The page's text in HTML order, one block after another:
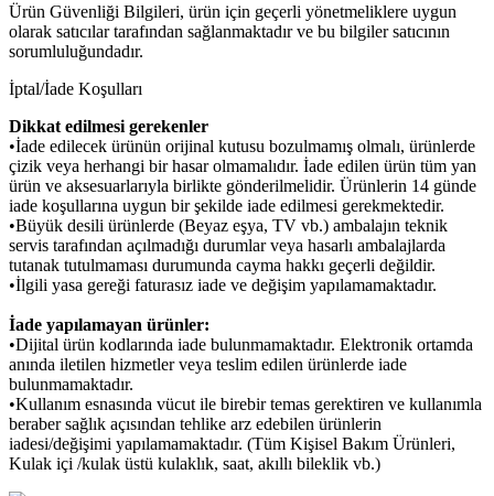
Ürün Güvenliği Bilgileri, ürün için geçerli yönetmeliklere uygun
olarak satıcılar tarafından sağlanmaktadır ve bu bilgiler satıcının
sorumluluğundadır.
İptal/İade Koşulları
Dikkat edilmesi gerekenler
•İade edilecek ürünün orijinal kutusu bozulmamış olmalı, ürünlerde
çizik veya herhangi bir hasar olmamalıdır. İade edilen ürün tüm yan
ürün ve aksesuarlarıyla birlikte gönderilmelidir. Ürünlerin 14 günde
iade koşullarına uygun bir şekilde iade edilmesi gerekmektedir.
•Büyük desili ürünlerde (Beyaz eşya, TV vb.) ambalajın teknik
servis tarafından açılmadığı durumlar veya hasarlı ambalajlarda
tutanak tutulmaması durumunda cayma hakkı geçerli değildir.
•İlgili yasa gereği faturasız iade ve değişim yapılamamaktadır.
İade yapılamayan ürünler:
•Dijital ürün kodlarında iade bulunmamaktadır. Elektronik ortamda
anında iletilen hizmetler veya teslim edilen ürünlerde iade
bulunmamaktadır.
•Kullanım esnasında vücut ile birebir temas gerektiren ve kullanımla
beraber sağlık açısından tehlike arz edebilen ürünlerin
iadesi/değişimi yapılamamaktadır. (Tüm Kişisel Bakım Ürünleri,
Kulak içi /kulak üstü kulaklık, saat, akıllı bileklik vb.)